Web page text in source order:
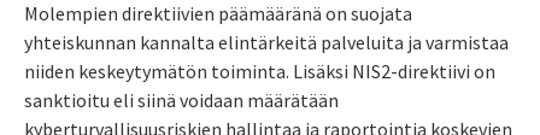
Molempien direktiivien päämääränä on suojata
yhteiskunnan kannalta elintärkeitä palveluita ja varmistaa
niiden keskeytymätön toiminta. Lisäksi NIS2-direktiivi on
sanktioitu eli siinä voidaan määrätään
kyberturvallisuusriskien hallintaa ja raportointia koskevien